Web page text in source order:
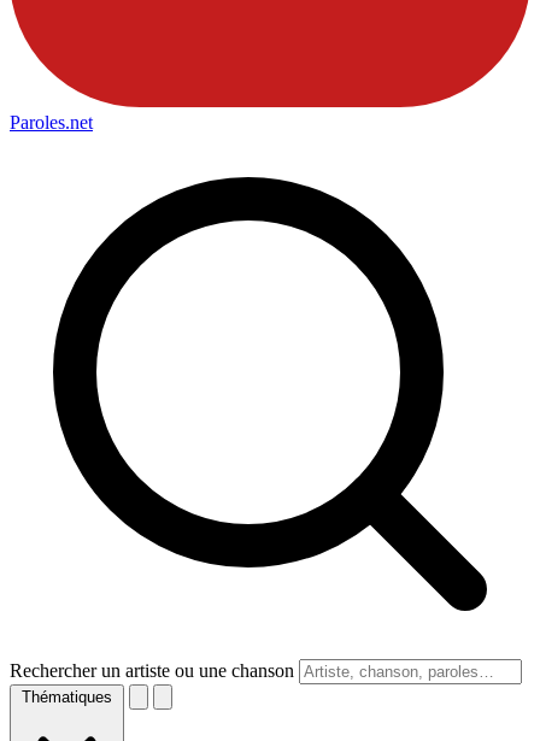
Paroles.net
Rechercher un artiste ou une chanson
Thématiques